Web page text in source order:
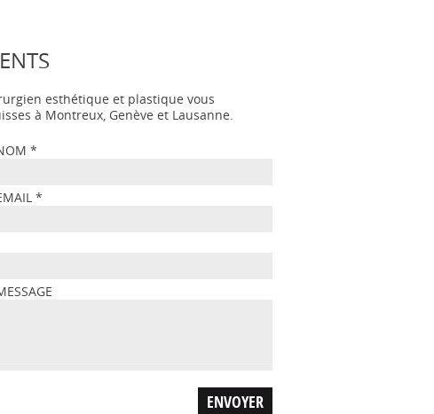
esthétique et plastique vous
à Montreux, Genève et Lausanne.
*
*